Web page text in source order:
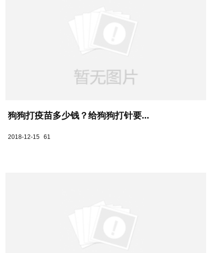
狗狗打疫苗多少钱？给狗狗打针要...
2018-12-15 61